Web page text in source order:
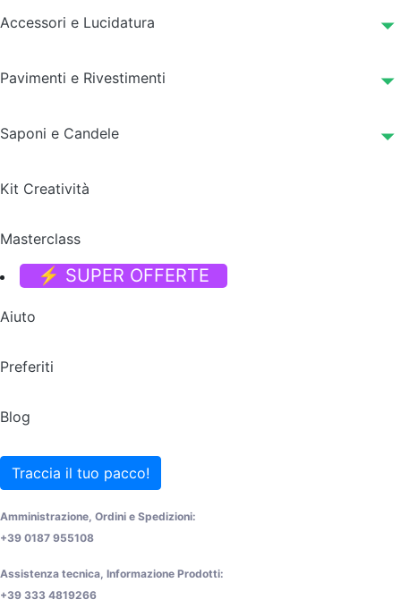
Accessori e Lucidatura
Pavimenti e Rivestimenti
Saponi e Candele
Kit Creatività
Masterclass
⚡ SUPER OFFERTE
Aiuto
Preferiti
Blog
Traccia il tuo pacco!
Amministrazione, Ordini e Spedizioni:
+39 0187 955108
Assistenza tecnica, Informazione Prodotti:
+39 333 4819266